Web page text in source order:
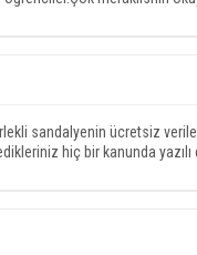
sandalyenin ücretsiz
hiç bir kanunda